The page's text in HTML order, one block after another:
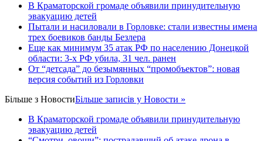
В Краматорской громаде объявили принудительную
эвакуацию детей
Пытали и насиловали в Горловке: стали известны имена
трех боевиков банды Безлера
Еще как минимум 35 атак РФ по населению Донецкой
области: 3-х РФ убила, 31 чел. ранен
От “детсада” до безымянных “промобъектов”: новая
версия событий из Горловки
Більше з НовостиБільше записів у Новости »
В Краматорской громаде объявили принудительную
эвакуацию детей